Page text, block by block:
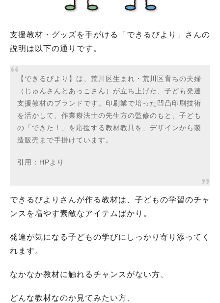
支援教材・グッズを手がける「できるびより」さんの
説明は以下の通りです。
【できるびより】は、荒川区生まれ・荒川区育ちの夫婦
（じゅんさんとあっこさん）が立ち上げた、子ども発達
支援教材のブランドです。印刷業で培った凹凸印刷技術
を活かして、作業療法士の先生方の監修のもと、子ども
の「できた！」を応援する教材教具を、デザインから製
造販売まで手掛けています。
引用：HPより
できるびよりさんが作る教材は、子どもの学習のチャ
ンスを増やす素敵なアイテムばかり。
発達が気になる子どもの学びにしっかり寄り添ってく
れます。
なかなか教材に触れるチャンスがない方、
どんな教材なのか見てみたい方、